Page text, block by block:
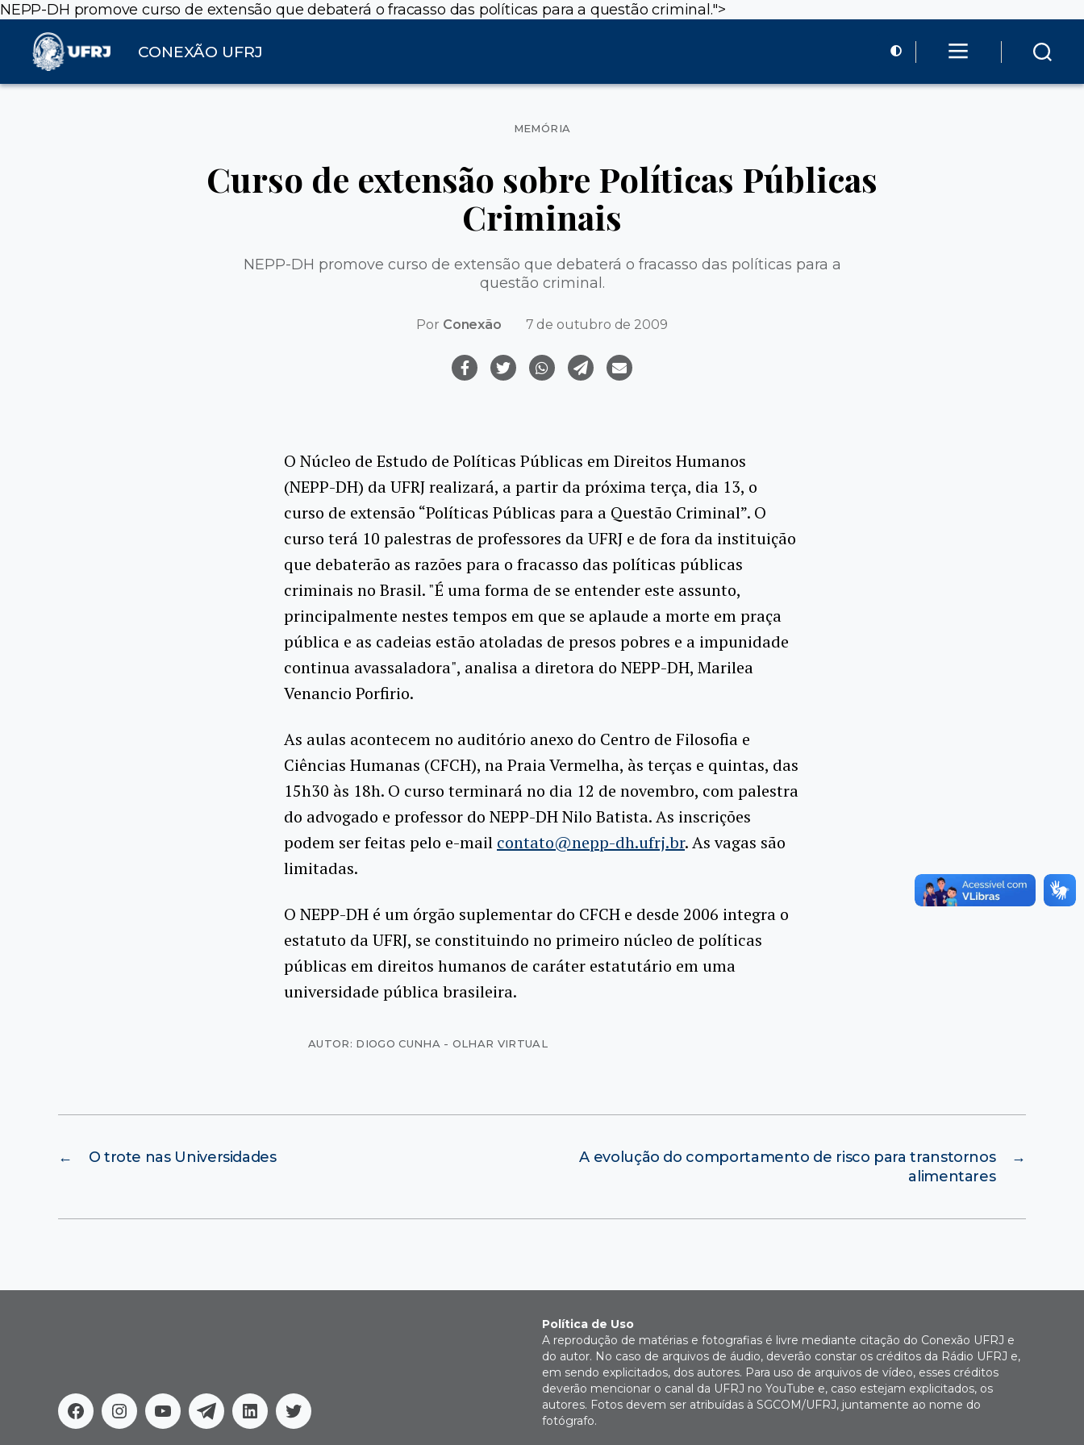
NEPP-DH promove curso de extensão que debaterá o fracasso das políticas para a questão criminal.">
CONEXÃO UFRJ
Categorias
MEMÓRIA
Curso de extensão sobre Políticas Públicas
Criminais
NEPP-DH promove curso de extensão que debaterá o fracasso das políticas para a
questão criminal.
Por Conexão 7 de outubro de 2009
O Núcleo de Estudo de Políticas Públicas em Direitos Humanos
(NEPP-DH) da UFRJ realizará, a partir da próxima terça, dia 13, o
curso de extensão “Políticas Públicas para a Questão Criminal”. O
curso terá 10 palestras de professores da UFRJ e de fora da instituição
que debaterão as razões para o fracasso das políticas públicas
criminais no Brasil. "É uma forma de se entender este assunto,
principalmente nestes tempos em que se aplaude a morte em praça
pública e as cadeias estão atoladas de presos pobres e a impunidade
continua avassaladora", analisa a diretora do NEPP-DH, Marilea
Venancio Porfirio.
As aulas acontecem no auditório anexo do Centro de Filosofia e
Ciências Humanas (CFCH), na Praia Vermelha, às terças e quintas, das
15h30 às 18h. O curso terminará no dia 12 de novembro, com palestra
do advogado e professor do NEPP-DH Nilo Batista. As inscrições
podem ser feitas pelo e-mail contato@nepp-dh.ufrj.br. As vagas são
limitadas.
O NEPP-DH é um órgão suplementar do CFCH e desde 2006 integra o
estatuto da UFRJ, se constituindo no primeiro núcleo de políticas
públicas em direitos humanos de caráter estatutário em uma
universidade pública brasileira.
AUTOR: DIOGO CUNHA - OLHAR VIRTUAL
← O trote nas Universidades →
A evolução do comportamento de risco para transtornos
alimentares
FacebookInstagram
YoutubeTelegramLinkedinTwitter
Política de Uso
A reprodução de matérias e fotografias é livre mediante citação do Conexão UFRJ e
do autor. No caso de arquivos de áudio, deverão constar os créditos da Rádio UFRJ e,
em sendo explicitados, dos autores. Para uso de arquivos de vídeo, esses créditos
deverão mencionar o canal da UFRJ no YouTube e, caso estejam explicitados, os
autores. Fotos devem ser atribuídas à SGCOM/UFRJ, juntamente ao nome do
fotógrafo.